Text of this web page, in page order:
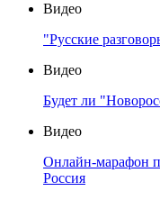
Видео
"Русские
Видео
Будет ли
Видео
Онлайн-марафон
Россия